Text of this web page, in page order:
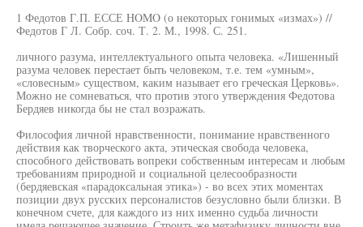
1 Федотов Г.П. ЕССЕ HOMO (о некоторых гонимых «измах») //
Федотов Г Л. Собр. соч. Т. 2. М., 1998. С. 251.
личного разума, интеллектуального опыта человека. «Лишенный
разума человек перестает быть человеком, т.е. тем «умным»,
«словесным» существом, каким называет его греческая Церковь».
Можно не сомневаться, что против этого утверждения Федотова
Бердяев никогда бы не стал возражать.
Философия личной нравственности, понимание нравственного
действия как творческого акта, этическая свобода человека,
способного действовать вопреки собственным интересам и любым
требованиям природной и социальной целесообразности
(бердяевская «парадоксальная этика») - во всех этих моментах
позиции двух русских персоналистов безусловно были близки. В
конечном счете, для каждого из них именно судьба личности